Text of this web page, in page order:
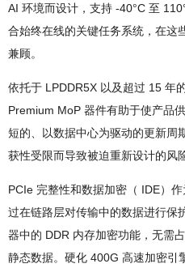
AI 环境而设计，支持 -40°C 至
合始终在线的关键任务系统，在这
兼顾。
依托于 LPDDR5X 以及超过 15 年
Premium MoP 器件有助于使产品
短的、以数据中心为驱动的更新周
获性受限而导致被迫重新设计的风
PCIe 完整性和数据加密（ IDE）
过在链路层对传输中的数据进行保
器中的 DDR 内存加密功能，无需
静态数据。硬化 400G 高速加密引